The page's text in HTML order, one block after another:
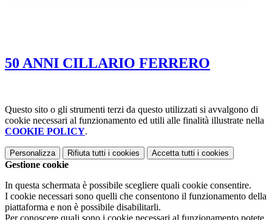
50 ANNI CILLARIO FERRERO
Questo sito o gli strumenti terzi da questo utilizzati si avvalgono di
cookie necessari al funzionamento ed utili alle finalità illustrate nella
COOKIE POLICY.
Personalizza Rifiuta tutti i cookies Accetta tutti i cookies
Gestione cookie
In questa schermata è possibile scegliere quali cookie consentire.
I cookie necessari sono quelli che consentono il funzionamento della
piattaforma e non è possibile disabilitarli.
Per conoscere quali sono i cookie necessari al funzionamento potete